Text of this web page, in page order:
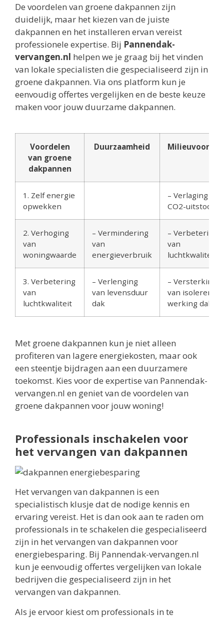
De voordelen van groene dakpannen zijn
duidelijk, maar het kiezen van de juiste
dakpannen en het installeren ervan vereist
professionele expertise. Bij Pannendak-
vervangen.nl helpen we je graag bij het vinden
van lokale specialisten die gespecialiseerd zijn in
groene dakpannen. Via ons platform kun je
eenvoudig offertes vergelijken en de beste keuze
maken voor jouw duurzame dakpannen.
Voordelen
van groene
dakpannen
Duurzaamheid
1. Zelf energie
opwekken
– Verlaging van
CO2-uitstoot
2. Verhoging
van
woningwaarde
– Vermindering
van
energieverbruik
– Verbetering
van
luchtkwaliteit
3. Verbetering
van
luchtkwaliteit
– Verlenging
van levensduur
dak
– Versterking
van isolerende
werking dak
Met groene dakpannen kun je niet alleen
profiteren van lagere energiekosten, maar ook
een steentje bijdragen aan een duurzamere
toekomst. Kies voor de expertise van Pannendak-
vervangen.nl en geniet van de voordelen van
groene dakpannen voor jouw woning!
Professionals inschakelen voor
het vervangen van dakpannen
Het vervangen van dakpannen is een
specialistisch klusje dat de nodige kennis en
ervaring vereist. Het is dan ook aan te raden om
professionals in te schakelen die gespecialiseerd
zijn in het vervangen van dakpannen voor
energiebesparing. Bij Pannendak-vervangen.nl
kun je eenvoudig offertes vergelijken van lokale
bedrijven die gespecialiseerd zijn in het
vervangen van dakpannen.
Als je ervoor kiest om professionals in te